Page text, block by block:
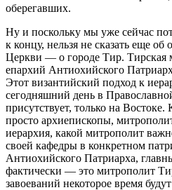
оберегавших.
Ну и поскольку мы уже сейчас
к концу, нельзя не сказать еще
Церкви — о городе Тир. Тирская
епархий Антиохийского
Этот византийский подход к
сегодняшний день в
присутствует, только на
просто архиепископы,
иерархия, какой митрополит
своей кафедры в конкретном
Антиохийского Патриарха,
фактически — это митрополит
завоеваний некоторое время